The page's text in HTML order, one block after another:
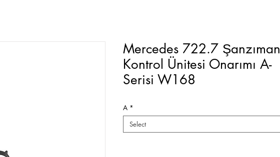
Mercedes 722.7 Şanzıman
Kontrol Ünitesi Onarımı A-
Serisi W168
A *
Select